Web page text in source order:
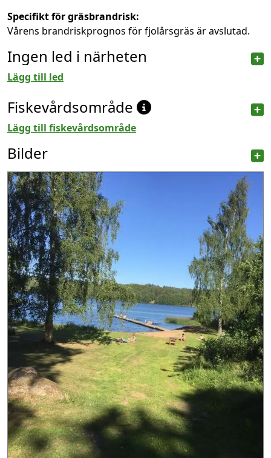
Specifikt för gräsbrandrisk:
Vårens brandriskprognos för fjolårsgräs är avslutad.
Ingen led i närheten
Lägg till led
Fiskevårdsområde
Lägg till fiskevårdsområde
Bilder